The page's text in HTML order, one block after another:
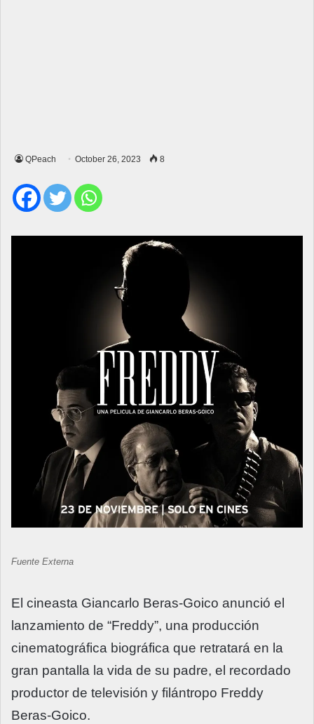
QPeach October 26, 2023 8
Fuente Externa
El cineasta Giancarlo Beras-Goico anunció el
lanzamiento de “Freddy”, una producción
cinematográfica biográfica que retratará en la
gran pantalla la vida de su padre, el recordado
productor de televisión y filántropo Freddy
Beras-Goico.